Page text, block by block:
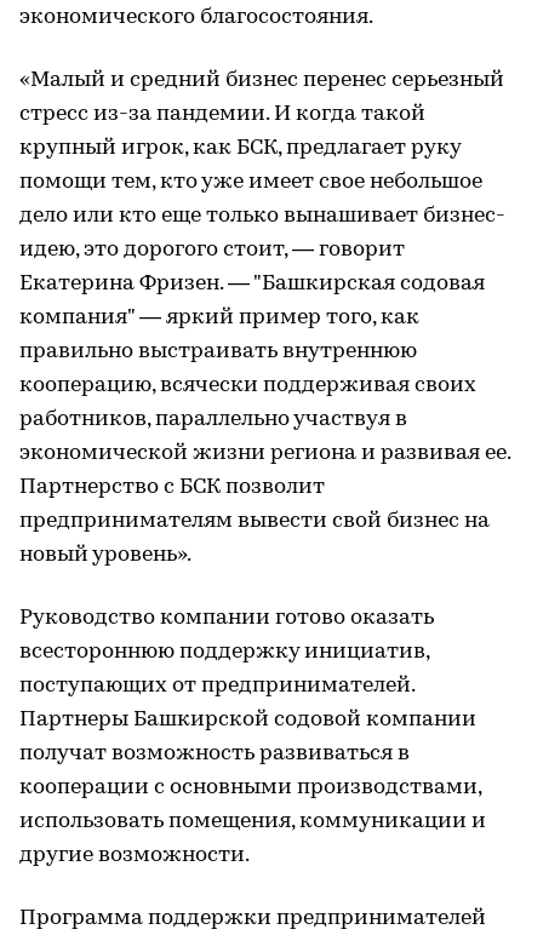
экономического благосостояния.
«Малый и средний бизнес перенес серьезный
стресс из-за пандемии. И когда такой
крупный игрок, как БСК, предлагает руку
помощи тем, кто уже имеет свое небольшое
дело или кто еще только вынашивает бизнес-
идею, это дорогого стоит, — говорит
Екатерина Фризен. — "Башкирская содовая
компания" — яркий пример того, как
правильно выстраивать внутреннюю
кооперацию, всячески поддерживая своих
работников, параллельно участвуя в
экономической жизни региона и развивая ее.
Партнерство с БСК позволит
предпринимателям вывести свой бизнес на
новый уровень».
Руководство компании готово оказать
всестороннюю поддержку инициатив,
поступающих от предпринимателей.
Партнеры Башкирской содовой компании
получат возможность развиваться в
кооперации с основными производствами,
использовать помещения, коммуникации и
другие возможности.
Программа поддержки предпринимателей